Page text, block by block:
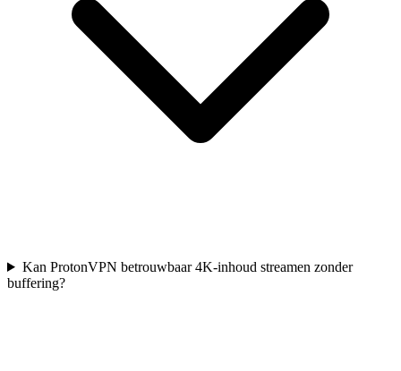
Kan ProtonVPN betrouwbaar 4K-inhoud streamen zonder
buffering?